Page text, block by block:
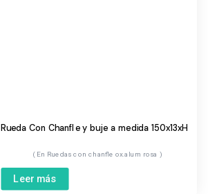
Rueda Con Chanfle y buje a medida 150x13xH
Ruedas con chanfle ox.alum rosa
Leer más